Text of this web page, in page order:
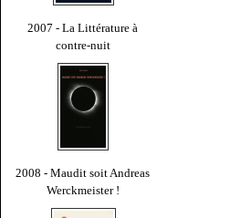
2007 - La Littérature à
contre-nuit
2008 - Maudit soit Andreas
Werckmeister !